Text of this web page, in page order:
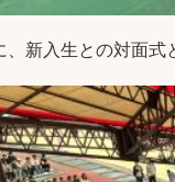
、新入生との対面式